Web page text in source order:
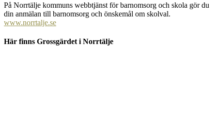
På Norrtälje kommuns webbtjänst för barnomsorg och skola gör du
din anmälan till barnomsorg och önskemål om skolval.
www.norrtalje.se
Här finns Grossgärdet i Norrtälje